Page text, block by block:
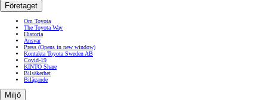
Företaget
Om Toyota
The Toyota Way
Historia
Ansvar
Press (Opens in new window)
Kontakta Toyota Sweden AB
Covid-19
KINTO Share
Bilsäkerhet
Bilägande
Miljö